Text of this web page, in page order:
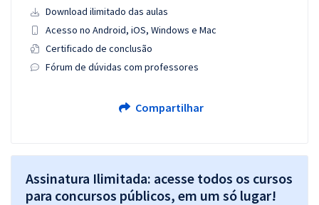
Download ilimitado das aulas
Acesso no Android, iOS, Windows e Mac
Certificado de conclusão
Fórum de dúvidas com professores
Compartilhar
Assinatura Ilimitada: acesse todos os cursos
para concursos públicos, em um só lugar!